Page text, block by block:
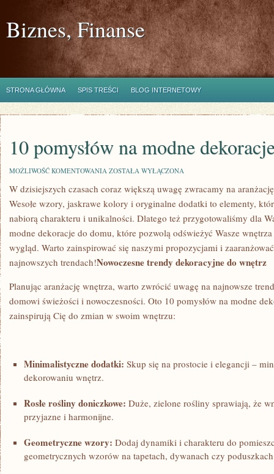
Biznes, Finanse
STRONA GŁÓWNA SPIS TREŚCI BLOG INTERNETOWY
10 pomysłów na modne
MOŻLIWOŚĆ KOMENTOWANIA 10
NA
DEKORACJE
DO
ZOSTAŁA WYŁĄCZONA
W ‌dzisiejszych czasach coraz większą uwagę zwracamy na
Wesołe wzory, jaskrawe kolory i ⁤oryginalne dodatki to elementy,
⁣nabiorą charakteru i unikalności. Dlatego ⁢też‌ przygotowaliśmy dla
modne dekoracje‌ do domu, które pozwolą odświeżyć‌ Wasze
wygląd. Warto‌ zainspirować się naszymi⁣ propozycjami i
najnowszych trendach!Nowoczesne trendy dekoracyjne do wnętrz
Planując⁤ aranżację wnętrza, warto zwrócić​ uwagę⁤ na najnowsze
domowi świeżości i nowoczesności. Oto 10 pomysłów⁢ na modne
zainspirują Cię do zmian w swoim wnętrzu:
Minimalistyczne dodatki: Skup się na prostocie⁢ i elegancji –
dekorowaniu wnętrz.
Rosłe rośliny⁢ doniczkowe: Duże, zielone rośliny sprawiają, że
⁢przyjazne‌ i harmonijne.
Geometryczne wzory: Dodaj dynamiki ‌i charakteru do
geometrycznych wzorów na tapetach, dywanach​ czy